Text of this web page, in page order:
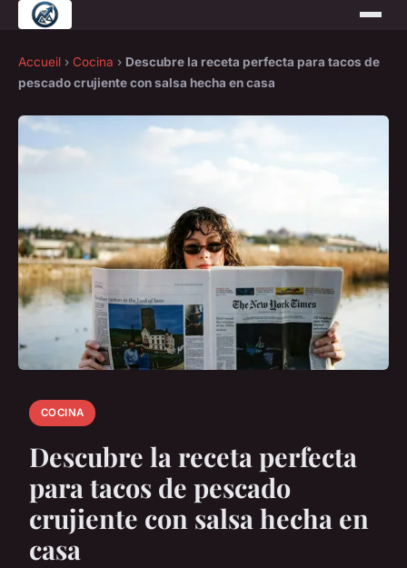
Accueil › Cocina › Descubre la receta perfecta para tacos de
pescado crujiente con salsa hecha en casa
COCINA
Descubre la receta perfecta
para tacos de pescado
crujiente con salsa hecha en
casa